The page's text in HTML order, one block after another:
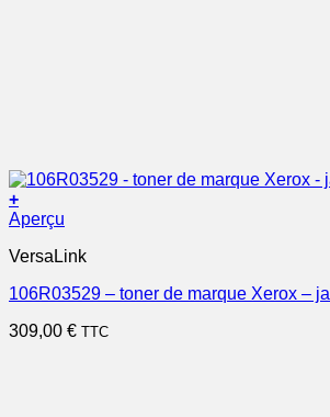
+
Aperçu
VersaLink
106R03529 – toner de marque Xerox –
309,00 € TTC